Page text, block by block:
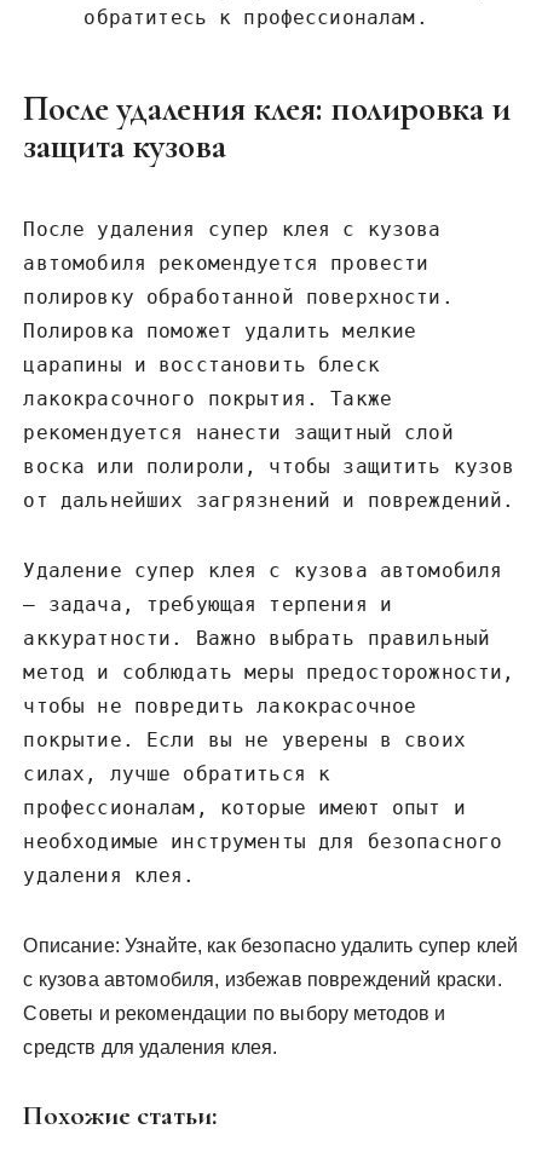
обратитесь к профессионалам.
После удаления клея: полировка и
защита кузова
После удаления супер клея с кузова
автомобиля рекомендуется провести
полировку обработанной поверхности.
Полировка поможет удалить мелкие
царапины и восстановить блеск
лакокрасочного покрытия. Также
рекомендуется нанести защитный слой
воска или полироли, чтобы защитить кузов
от дальнейших загрязнений и повреждений.
Удаление супер клея с кузова автомобиля
– задача, требующая терпения и
аккуратности. Важно выбрать правильный
метод и соблюдать меры предосторожности,
чтобы не повредить лакокрасочное
покрытие. Если вы не уверены в своих
силах, лучше обратиться к
профессионалам, которые имеют опыт и
необходимые инструменты для безопасного
удаления клея.
Описание: Узнайте, как безопасно удалить супер клей
с кузова автомобиля, избежав повреждений краски.
Советы и рекомендации по выбору методов и
средств для удаления клея.
Похожие статьи: